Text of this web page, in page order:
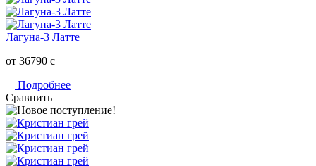
Лагуна-3 Латте
от 36790 c
Подробнее
Сравнить